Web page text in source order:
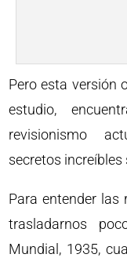
Pero esta versión
estudio,
revisionismo
secretos
Para entender las
trasladarnos
Mundial, 1935,